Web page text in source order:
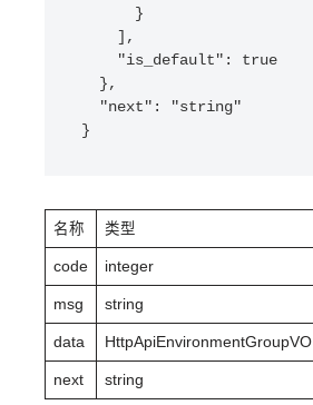
}
名称 类型
code integer
msg string
data HttpApiEnvironmentGroupVO
next string